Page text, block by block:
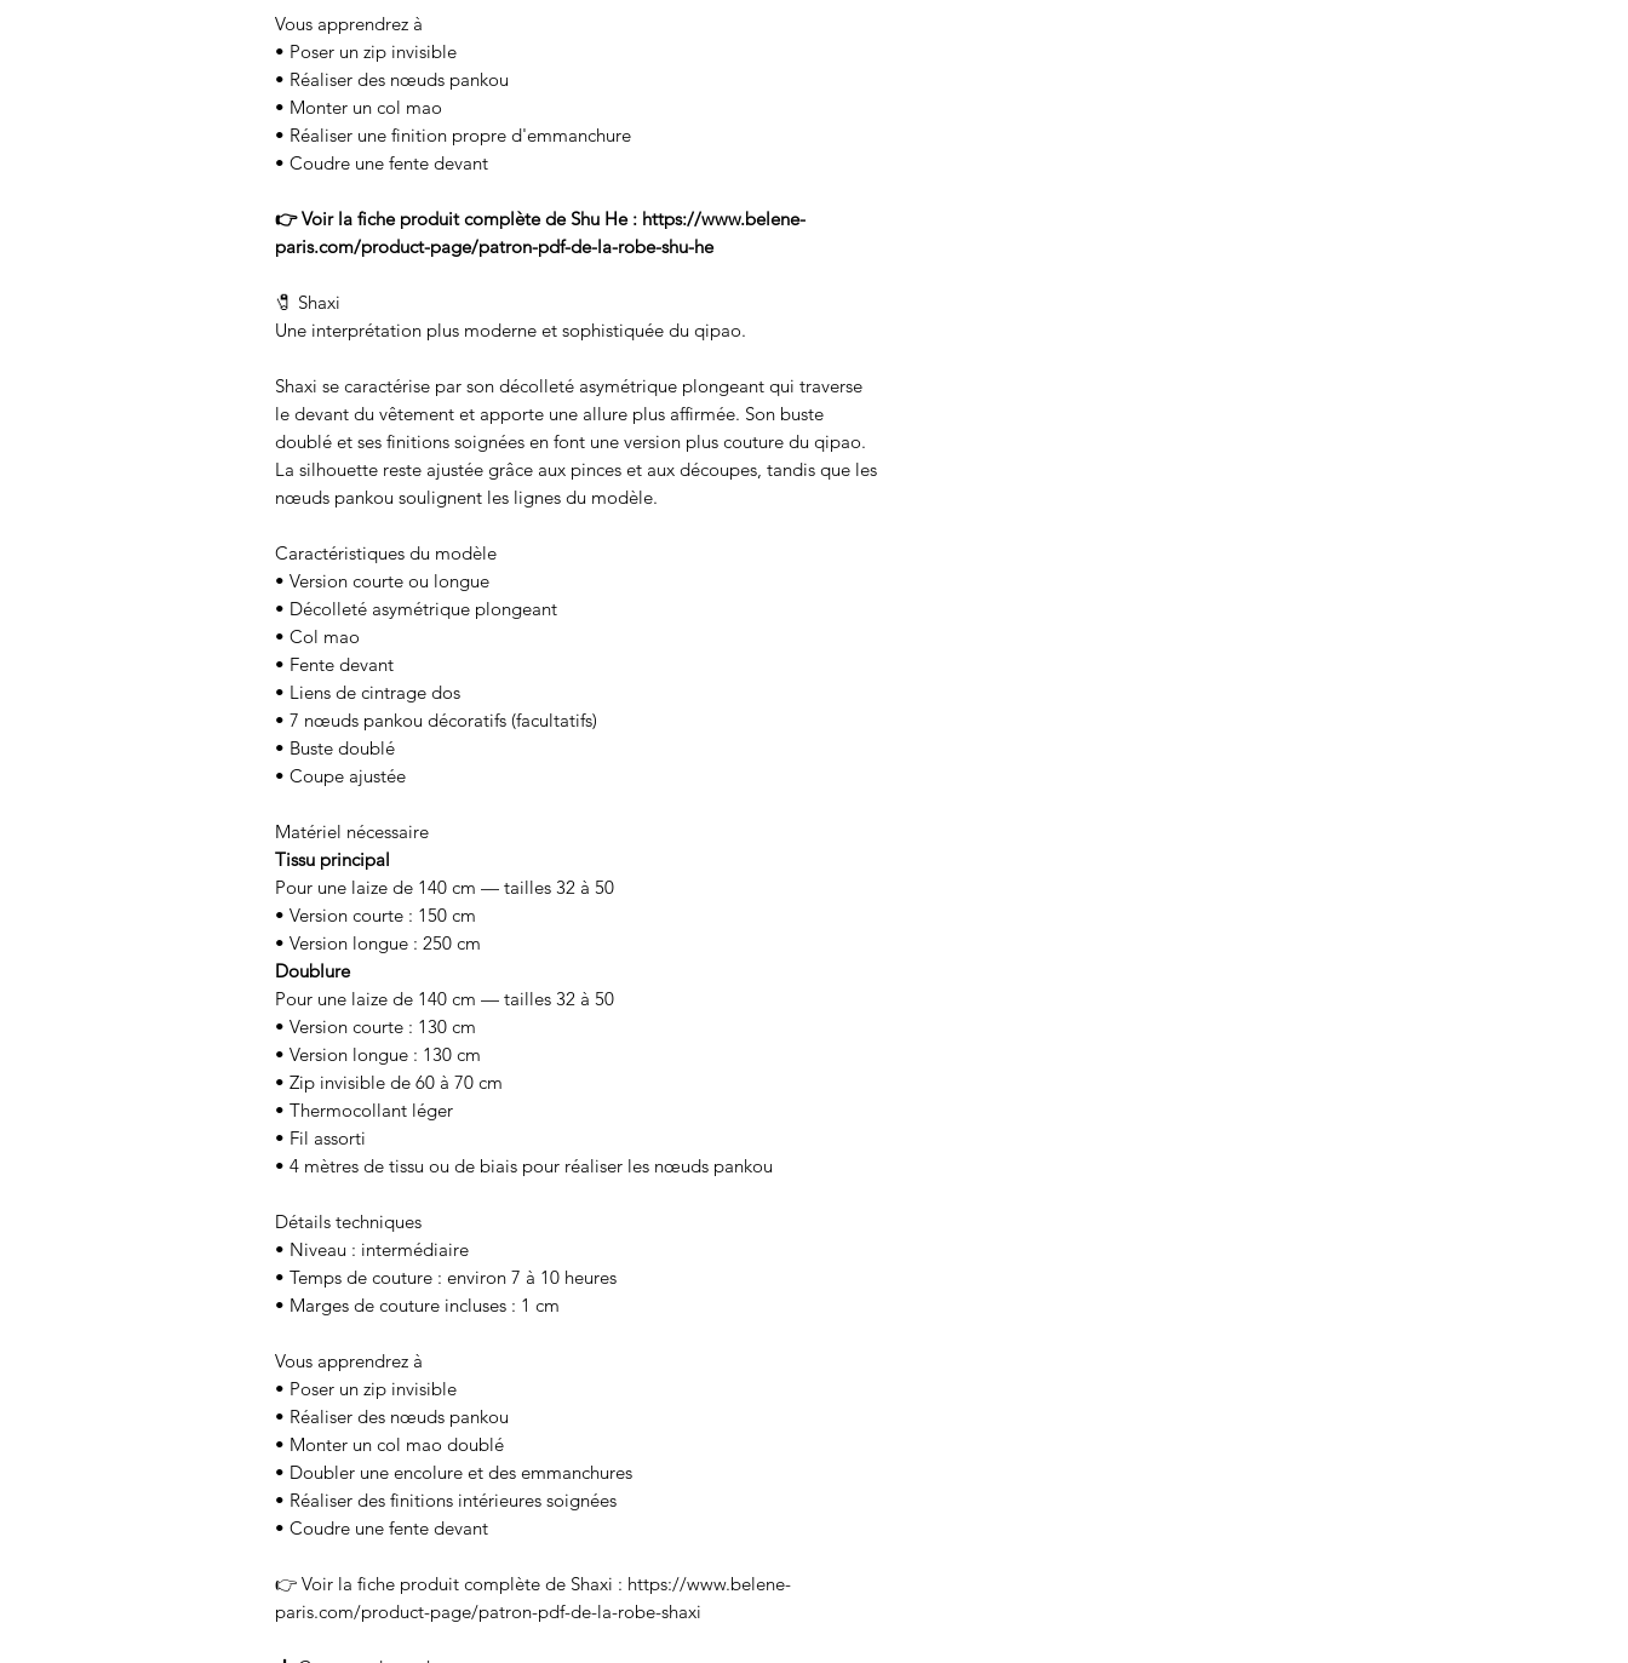
Vous apprendrez à
• Poser un zip invisible
• Réaliser des nœuds pankou
• Monter un col mao
• Réaliser une finition propre d'emmanchure
• Coudre une fente devant
👉 Voir la fiche produit complète de Shu He : https://www.belene-
paris.com/product-page/patron-pdf-de-la-robe-shu-he
🧷 Shaxi
Une interprétation plus moderne et sophistiquée du qipao.
Shaxi se caractérise par son décolleté asymétrique plongeant qui traverse
le devant du vêtement et apporte une allure plus affirmée. Son buste
doublé et ses finitions soignées en font une version plus couture du qipao.
La silhouette reste ajustée grâce aux pinces et aux découpes, tandis que les
nœuds pankou soulignent les lignes du modèle.
Caractéristiques du modèle
• Version courte ou longue
• Décolleté asymétrique plongeant
• Col mao
• Fente devant
• Liens de cintrage dos
• 7 nœuds pankou décoratifs (facultatifs)
• Buste doublé
• Coupe ajustée
Matériel nécessaire
Tissu principal
Pour une laize de 140 cm — tailles 32 à 50
• Version courte : 150 cm
• Version longue : 250 cm
Doublure
Pour une laize de 140 cm — tailles 32 à 50
• Version courte : 130 cm
• Version longue : 130 cm
• Zip invisible de 60 à 70 cm
• Thermocollant léger
• Fil assorti
• 4 mètres de tissu ou de biais pour réaliser les nœuds pankou
Détails techniques
• Niveau : intermédiaire
• Temps de couture : environ 7 à 10 heures
• Marges de couture incluses : 1 cm
Vous apprendrez à
• Poser un zip invisible
• Réaliser des nœuds pankou
• Monter un col mao doublé
• Doubler une encolure et des emmanchures
• Réaliser des finitions intérieures soignées
• Coudre une fente devant
👉 Voir la fiche produit complète de Shaxi : https://www.belene-
paris.com/product-page/patron-pdf-de-la-robe-shaxi